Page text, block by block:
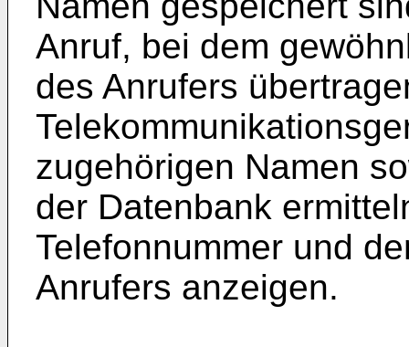
Anruf, bei dem
des Anrufers
zugehörigen Namen
der Datenbank
Telefonnummer und
Anrufers anzeigen.